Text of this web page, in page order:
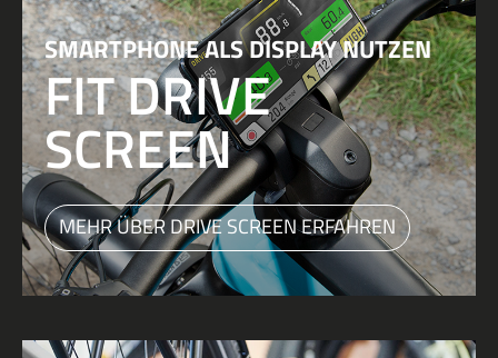
SMARTPHONE ALS DISPLAY NUTZEN
FIT DRIVE
SCREEN
MEHR ÜBER DRIVE SCREEN ERFAHREN